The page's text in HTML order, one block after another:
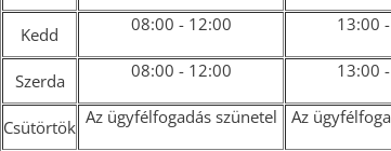
Kedd 08:00 - 12:00 13:00
Szerda 08:00 - 12:00 13:00
Csütörtök Az ügyfélfogadás szünetel Az